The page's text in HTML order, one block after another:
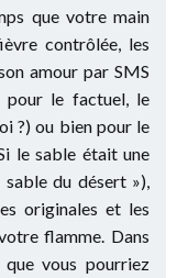
que votre main
contrôlée, les
amour par SMS
le factuel, le
?) ou bien pour le
le sable était une
du désert »),
originales et les
flamme. Dans
vous pourriez